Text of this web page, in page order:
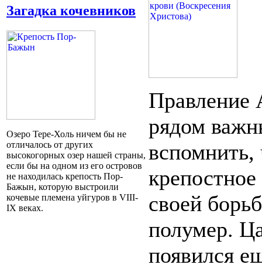
Загадка кочевников
Озеро Тере-Холь ничем бы не
отличалось от других
высокогорных озер нашей страны,
если бы на одном из его островов
не находилась крепость Пор-
Бажын, которую выстроили
кочевые племена уйгуров в VIII-
IX веках.
Правление
рядом
своей
полумер.
появился